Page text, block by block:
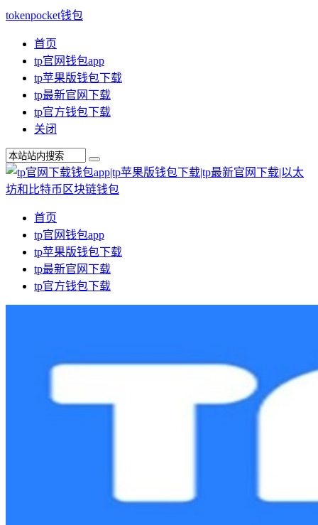
tokenpocket钱包
首页
tp官网钱包app
tp苹果版钱包下载
tp最新官网下载
tp官方钱包下载
关闭
首页
tp官网钱包app
tp苹果版钱包下载
tp最新官网下载
tp官方钱包下载